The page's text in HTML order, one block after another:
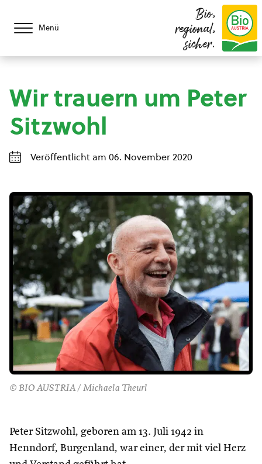
Menü
Bio,
regional,
sicher.
Wir trauern um Peter
Sitzwohl
Veröffentlicht am 06. November 2020
© BIO AUSTRIA / Michaela Theurl
Peter Sitzwohl, geboren am 13. Juli 1942 in
Henndorf, Burgenland, war einer, der mit viel Herz